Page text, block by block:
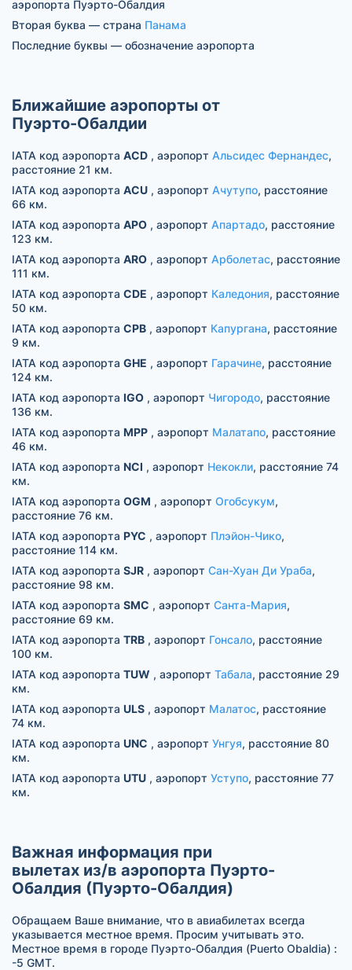
аэропорта Пуэрто-Обалдия
Вторая буква — страна Панама
Последние буквы — обозначение аэропорта
Ближайшие аэропорты от
Пуэрто-Обалдии
IATA код аэропорта ACD , аэропорт Альсидес Фернандес,
расстояние 21 км.
IATA код аэропорта ACU , аэропорт Ачутупо, расстояние
66 км.
IATA код аэропорта APO , аэропорт Апартадо, расстояние
123 км.
IATA код аэропорта ARO , аэропорт Арболетас, расстояние
111 км.
IATA код аэропорта CDE , аэропорт Каледония, расстояние
50 км.
IATA код аэропорта CPB , аэропорт Капургана, расстояние
9 км.
IATA код аэропорта GHE , аэропорт Гарачине, расстояние
124 км.
IATA код аэропорта IGO , аэропорт Чигородо, расстояние
136 км.
IATA код аэропорта MPP , аэропорт Малатапо, расстояние
46 км.
IATA код аэропорта NCI , аэропорт Некокли, расстояние 74
км.
IATA код аэропорта OGM , аэропорт Огобсукум,
расстояние 76 км.
IATA код аэропорта PYC , аэропорт Плэйон-Чико,
расстояние 114 км.
IATA код аэропорта SJR , аэропорт Сан-Хуан Ди Ураба,
расстояние 98 км.
IATA код аэропорта SMC , аэропорт Санта-Мария,
расстояние 69 км.
IATA код аэропорта TRB , аэропорт Гонсало, расстояние
100 км.
IATA код аэропорта TUW , аэропорт Табала, расстояние 29
км.
IATA код аэропорта ULS , аэропорт Малатос, расстояние
74 км.
IATA код аэропорта UNC , аэропорт Унгуя, расстояние 80
км.
IATA код аэропорта UTU , аэропорт Уступо, расстояние 77
км.
Важная информация при
вылетах из/в аэропорта Пуэрто-
Обалдия (Пуэрто-Обалдия)
Обращаем Ваше внимание, что в авиабилетах всегда
указывается местное время. Просим учитывать это.
Местное время в городе Пуэрто-Обалдия (Puerto Obaldia) :
-5 GMT.